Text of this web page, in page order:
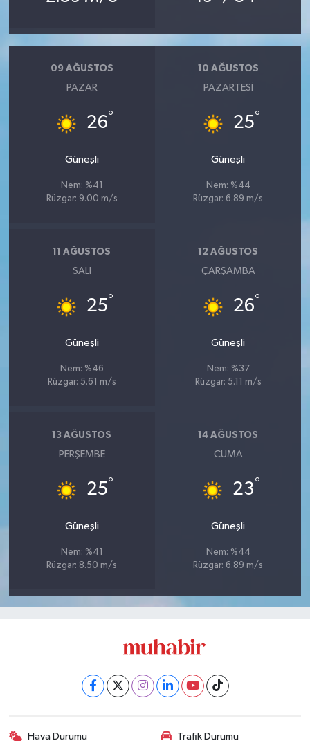
09 AĞUSTOS
PAZAR
26°
Güneşli
Nem: %41
Rüzgar: 9.00 m/s
10 AĞUSTOS
PAZARTESI
25°
Güneşli
Nem: %44
Rüzgar: 6.89 m/s
11 AĞUSTOS
SALI
25°
Güneşli
Nem: %46
Rüzgar: 5.61 m/s
12 AĞUSTOS
ÇARŞAMBA
26°
Güneşli
Nem: %37
Rüzgar: 5.11 m/s
13 AĞUSTOS
PERŞEMBE
25°
Güneşli
Nem: %41
Rüzgar: 8.50 m/s
14 AĞUSTOS
CUMA
23°
Güneşli
Nem: %44
Rüzgar: 6.89 m/s
Hava Durumu Trafik Durumu